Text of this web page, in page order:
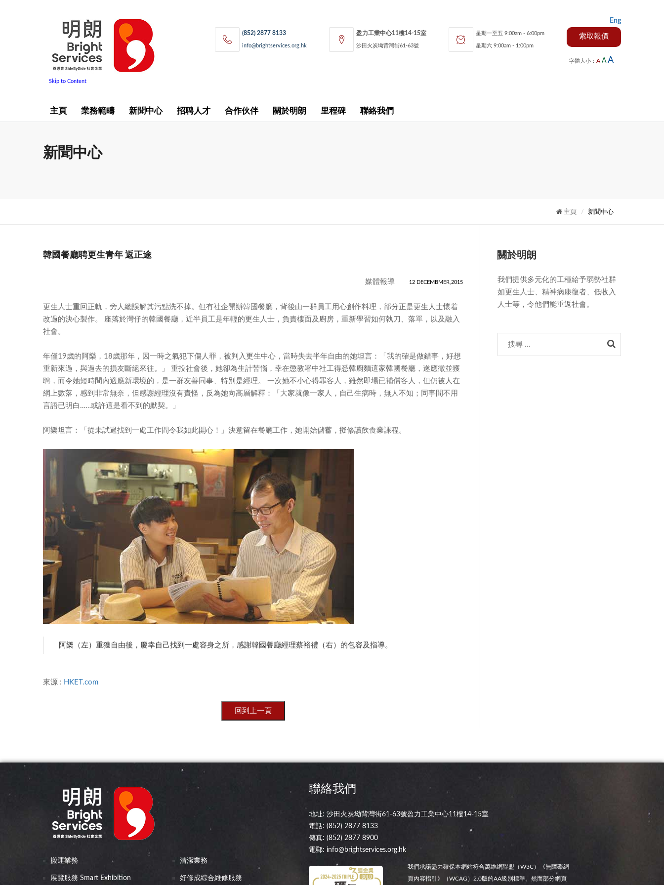
Skip to Content
Eng
(852) 2877 8133
info@brightservices.org.hk
盈力工業中心11樓14-15室
沙田火炭坳背灣街61-63號
星期一至五 9:00am - 6:00pm
星期六 9:00am - 1:00pm
索取報價
字體大小： A A A
主頁 業務範疇 新聞中心 招聘人才 合作伙伴 關於明朗 里程碑 聯絡我們
新聞中心
主頁 新聞中心
韓國餐廳聘更生青年 返正途
媒體報導 12 DECEMBMER,2015
更生人士重回正軌，旁人總誤解其污點洗不掉。但有社企開辦韓國餐廳，背後由一群員工用心創作料理，部分正是更生人士懷着
改過的決心製作。 座落於灣仔的韓國餐廳，近半員工是年輕的更生人士，負責樓面及廚房，重新學習如何執刀、落單，以及融入
社會。
年僅19歲的阿樂，18歲那年，因一時之氣犯下傷人罪，被判入更生中心，當時失去半年自由的她坦言：「我的確是做錯事，好想
重新來過，與過去的損友斷絕來往。」 重投社會後，她卻為生計苦惱，幸在懲教署中社工得悉韓廚麵這家韓國餐廳，遂應徵並獲
聘，而令她短時間內適應新環境的，是一群友善同事、特別是經理。 一次她不小心得罪客人，雖然即場已補償客人，但仍被人在
網上數落，感到非常無奈，但感謝經理沒有責怪，反為她向高層解釋：「大家就像一家人，自己生病時，無人不知；同事間不用
言語已明白……或許這是看不到的默契。」
阿樂坦言：「從未試過找到一處工作間令我如此開心！」決意留在餐廳工作，她開始儲蓄，擬修讀飲食業課程。
阿樂（左）重獲自由後，慶幸自己找到一處容身之所，感謝韓國餐廳經理蔡裕禮（右）的包容及指導。
來源 : HKET.com
關於明朗
我們提供多元化的工種給予弱勢社群
如更生人士、精神病康復者、低收入
人士等，令他們能重返社會。
搬運業務 清潔業務
展覽服務 Smart Exhibition 好修成綜合維修服務
聯絡我們
地址: 沙田火炭坳背灣街61-63號盈力工業中心11樓14-15室
電話:(852) 2877 8133
傳真: (852) 2877 8900
電郵: info@brightservices.org.hk
我們承諾盡力確保本網站符合萬維網聯盟（W3C）《無障礙網
頁內容指引》（WCAG）2.0版的AA級別標準。然而部分網頁